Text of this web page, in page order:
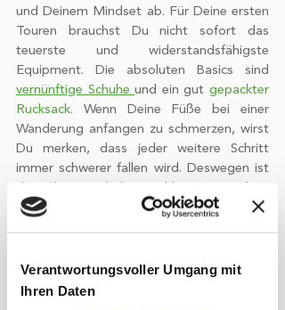
Verantwortungsvoller Umgang mit
Ihren Daten
und Deinem Mindset ab. Für Deine ersten
Touren brauchst Du nicht sofort das
teuerste und widerstandsfähigste
vernünftige Schuhe und ein gut gepackter
Rucksack. Wenn Deine Füße bei einer
Wanderung anfangen zu schmerzen, wirst
Du merken, dass jeder weitere Schritt
immer schwerer fallen wird. Deswegen ist
für eine erfolgreiche Wanderung. Am
Fuß anders ist.